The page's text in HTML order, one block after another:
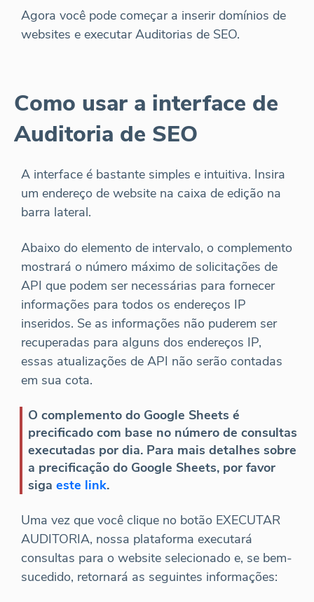
Agora você pode começar a inserir domínios de
websites e executar Auditorias de SEO.
Como usar a interface de
Auditoria de SEO
A interface é bastante simples e intuitiva. Insira
um endereço de website na caixa de edição na
barra lateral.
Abaixo do elemento de intervalo, o complemento
mostrará o número máximo de solicitações de
API que podem ser necessárias para fornecer
informações para todos os endereços IP
inseridos. Se as informações não puderem ser
recuperadas para alguns dos endereços IP,
essas atualizações de API não serão contadas
em sua cota.
O complemento do Google Sheets é
precificado com base no número de consultas
executadas por dia. Para mais detalhes sobre
a precificação do Google Sheets, por favor
siga este link.
Uma vez que você clique no botão EXECUTAR
AUDITORIA, nossa plataforma executará
consultas para o website selecionado e, se bem-
sucedido, retornará as seguintes informações: